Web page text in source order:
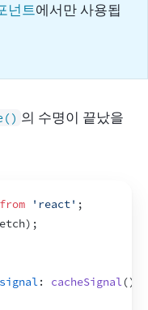
넌트에서만 사용됩
의 수명이 끝났을
from 'react' ;
) ;
signal: cacheSignal()